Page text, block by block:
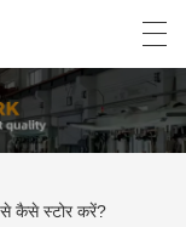
Español
कैसे स्टोर करें?